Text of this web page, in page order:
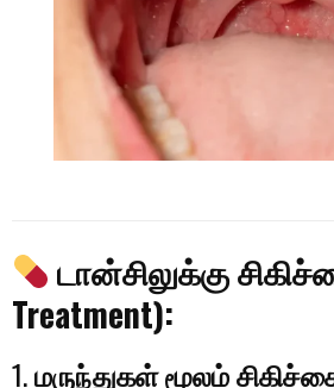
டான்சிலுக்கு
Treatment):
1.மருந்துகள் மூலம்